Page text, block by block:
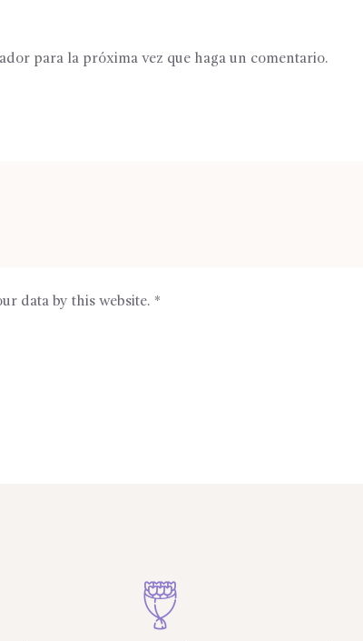
para la próxima vez que haga un comentario.
data by this website. *